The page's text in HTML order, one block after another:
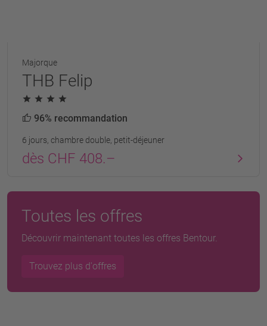
Majorque
THB Felip
96% recommandation
6 jours, chambre double, petit-déjeuner
dès CHF 408.–
Toutes les offres
Découvrir maintenant toutes les offres Bentour.
Trouvez plus d'offres